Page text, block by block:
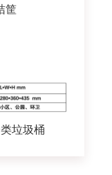
筐
垃圾桶